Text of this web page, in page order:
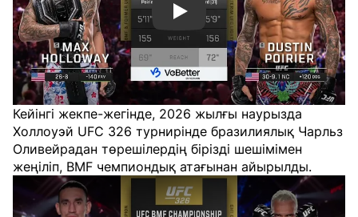
Смотреть видео YouTube
Кейінгі жекпе-жегінде, 2026 жылғы наурызда
Холлоуэй UFC 326 турнирінде бразилиялық Чарльз
Оливейрадан төрешілердің бірізді шешімімен
жеңіліп, BMF чемпиондық атағынан айырылды.